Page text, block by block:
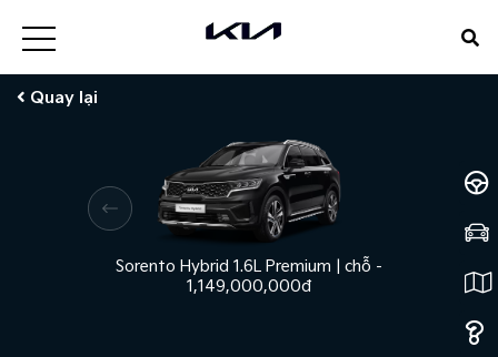
Quay lại
Sorento Hybrid 1.6L Premium chỗ -
1,149,000,000đ